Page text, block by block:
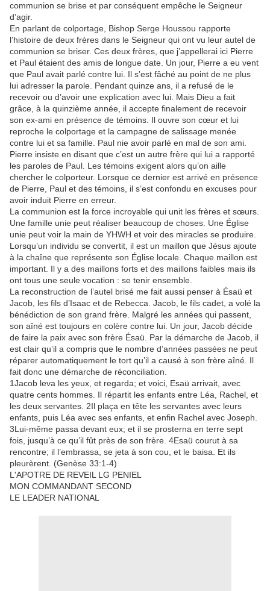
communion se brise et par conséquent empêche le Seigneur
d’agir.
En parlant de colportage, Bishop Serge Houssou rapporte
l’histoire de deux frères dans le Seigneur qui ont vu leur autel de
communion se briser. Ces deux frères, que j’appellerai ici Pierre
et Paul étaient des amis de longue date. Un jour, Pierre a eu vent
que Paul avait parlé contre lui. Il s’est fâché au point de ne plus
lui adresser la parole. Pendant quinze ans, il a refusé de le
recevoir ou d’avoir une explication avec lui. Mais Dieu a fait
grâce, à la quinzième année, il accepte finalement de recevoir
son ex-ami en présence de témoins. Il ouvre son cœur et lui
reproche le colportage et la campagne de salissage menée
contre lui et sa famille. Paul nie avoir parlé en mal de son ami.
Pierre insiste en disant que c’est un autre frère qui lui a rapporté
les paroles de Paul. Les témoins exigent alors qu’on aille
chercher le colporteur. Lorsque ce dernier est arrivé en présence
de Pierre, Paul et des témoins, il s’est confondu en excuses pour
avoir induit Pierre en erreur.
La communion est la force incroyable qui unit les frères et sœurs.
Une famille unie peut réaliser beaucoup de choses. Une Église
unie peut voir la main de YHWH et voir des miracles se produire.
Lorsqu’un individu se convertit, il est un maillon que Jésus ajoute
à la chaîne que représente son Église locale. Chaque maillon est
important. Il y a des maillons forts et des maillons faibles mais ils
ont tous une seule vocation : se tenir ensemble.
La reconstruction de l’autel brisé me fait aussi penser à Ésaü et
Jacob, les fils d’Isaac et de Rebecca. Jacob, le fils cadet, a volé la
bénédiction de son grand frère. Malgré les années qui passent,
son aîné est toujours en colère contre lui. Un jour, Jacob décide
de faire la paix avec son frère Ésaü. Par la démarche de Jacob, il
est clair qu’il a compris que le nombre d’années passées ne peut
réparer automatiquement le tort qu’il a causé à son frère aîné. Il
fait donc une démarche de réconciliation.
1Jacob leva les yeux, et regarda; et voici, Esaü arrivait, avec
quatre cents hommes. Il répartit les enfants entre Léa, Rachel, et
les deux servantes. 2Il plaça en tête les servantes avec leurs
enfants, puis Léa avec ses enfants, et enfin Rachel avec Joseph.
3Lui-même passa devant eux; et il se prosterna en terre sept
fois, jusqu’à ce qu’il fût près de son frère. 4Esaü courut à sa
rencontre; il l’embrassa, se jeta à son cou, et le baisa. Et ils
pleurèrent. (Genèse 33:1-4)
L'APOTRE DE REVEIL LG PENIEL
MON COMMANDANT SECOND
LE LEADER NATIONAL